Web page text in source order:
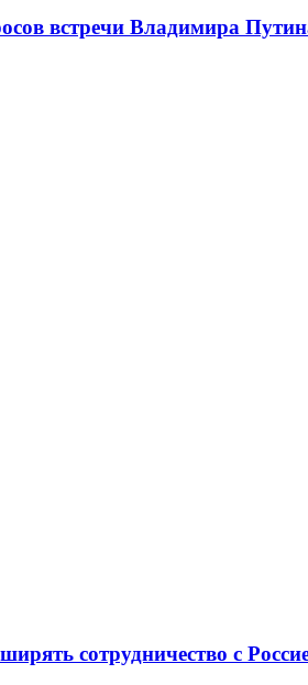
встречи Владимира
сотрудничество с